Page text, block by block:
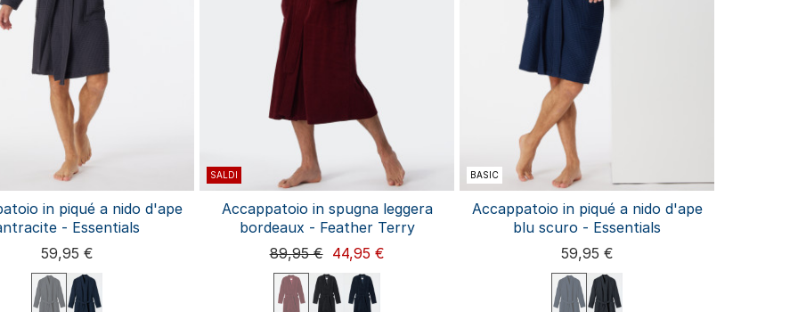
in piqué a nido d'ape
- Essentials
59,95 €
SALDI
Accappatoio in spugna leggera
bordeaux - Feather Terry
89,95 € 44,95 €
BASIC
Accappatoio in piqué a nido d'ape
blu scuro - Essentials
59,95 €